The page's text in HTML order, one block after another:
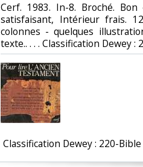
‎Cerf. 1983. In-8. Broché. Bon
satisfaisant, Intérieur frais.
colonnes - quelques
texte.. . . . Classification Dewey :
‎ Classification Dewey : 220-Bible‎